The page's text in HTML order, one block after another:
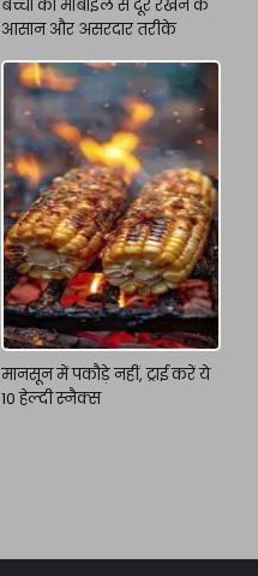
बच्चों को मोबाइल से दूर रखने के
आसान और असरदार तरीके
मानसून में पकौड़े नहीं, ट्राई करें ये
10 हेल्दी स्नैक्स